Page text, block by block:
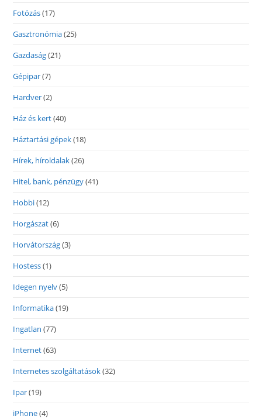
Fotózás(17)
Gasztronómia(25)
Gazdaság(21)
Gépipar(7)
Hardver(2)
Ház és kert(40)
Háztartási gépek(18)
Hírek, híroldalak(26)
Hitel, bank, pénzügy(41)
Hobbi(12)
Horgászat(6)
Horvátország(3)
Hostess(1)
Idegen nyelv(5)
Informatika(19)
Ingatlan (77)
Internet(63)
Internetes szolgáltatások(32)
Ipar(19)
iPhone(4)